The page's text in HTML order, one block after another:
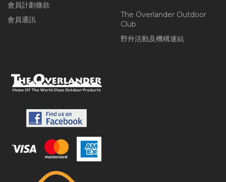
會員計劃條款
會員通訊
The Overlander Outdoor
Club
野外活動及機構連結